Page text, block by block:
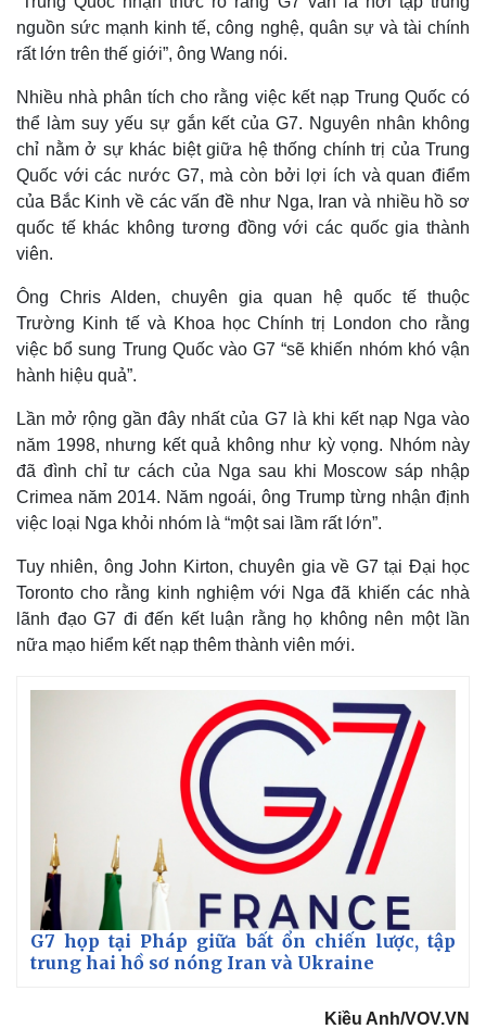
Bất động sản
Thị trường
Giá vàng
Tỷ giá
Chứng khoán
nguồn sức mạnh kinh tế, công nghệ, quân sự và tài chính
rất lớn trên thế giới”, ông Wang nói.
Nhiều nhà phân tích cho rằng việc kết nạp Trung Quốc có
thể làm suy yếu sự gắn kết của G7. Nguyên nhân không
chỉ nằm ở sự khác biệt giữa hệ thống chính trị của Trung
Quốc với các nước G7, mà còn bởi lợi ích và quan điểm
của Bắc Kinh về các vấn đề như Nga, Iran và nhiều hồ sơ
quốc tế khác không tương đồng với các quốc gia thành
viên.
Ông Chris Alden, chuyên gia quan hệ quốc tế thuộc
Trường Kinh tế và Khoa học Chính trị London cho rằng
việc bổ sung Trung Quốc vào G7 “sẽ khiến nhóm khó vận
hành hiệu quả”.
Lần mở rộng gần đây nhất của G7 là khi kết nạp Nga vào
năm 1998, nhưng kết quả không như kỳ vọng. Nhóm này
đã đình chỉ tư cách của Nga sau khi Moscow sáp nhập
Crimea năm 2014. Năm ngoái, ông Trump từng nhận định
việc loại Nga khỏi nhóm là “một sai lầm rất lớn”.
Tuy nhiên, ông John Kirton, chuyên gia về G7 tại Đại học
Toronto cho rằng kinh nghiệm với Nga đã khiến các nhà
lãnh đạo G7 đi đến kết luận rằng họ không nên một lần
nữa mạo hiểm kết nạp thêm thành viên mới.
G7 họp tại Pháp giữa bất ổn chiến lược, tập
trung hai hồ sơ nóng Iran và Ukraine
Kiều Anh/VOV.VN